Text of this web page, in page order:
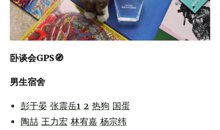
卧谈会GPS🧭
男生宿舍
彭于晏 张震岳1 2 热狗 国蛋
陶喆 王力宏 林宥嘉 杨宗纬